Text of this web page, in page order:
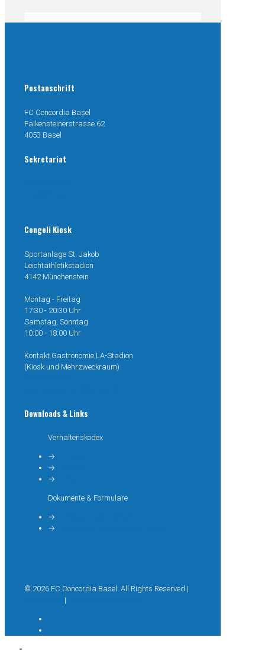
Postanschrift
FC Concordia Basel
Falkensteinerstrasse 62
4053 Basel
Sekretariat
Congeli Kiosk
Sportanlage St. Jakob
Leichtathletikstadion
4142 Münchenstein
Montag - Freitag
17:30 - 20:30 Uhr
Samstag, Sonntag
10:00 - 18:00 Uhr
Kontakt Gastronomie LA-Stadion
(Kiosk und Mehrzweckraum)
Downloads & Links
Verhaltenskodex
→
→
→
Dokumente & Formulare
→
→
© 2026 FC Concordia Basel. All Rights Reserved |
|